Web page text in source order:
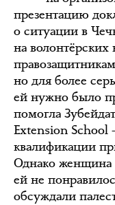
презентацию
о ситуации в
на волонтёрских
но для более
ей нужно было
помогла
Extension
квалификации
Однако женщина
ей не
обсуждали